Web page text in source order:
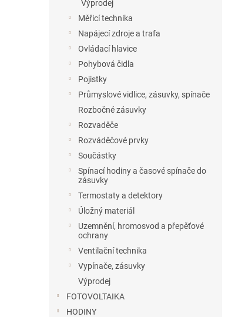
Výprodej
Měřicí technika
Napájecí zdroje a trafa
Ovládací hlavice
Pohybová čidla
Pojistky
Průmyslové vidlice, zásuvky, spínače
Rozbočné zásuvky
Rozvaděče
Rozváděčové prvky
Součástky
Spínací hodiny a časové spínače do
zásuvky
Termostaty a detektory
Úložný materiál
Uzemnění, hromosvod a přepěťové
ochrany
Ventilační technika
Vypínače, zásuvky
Výprodej
FOTOVOLTAIKA
HODINY